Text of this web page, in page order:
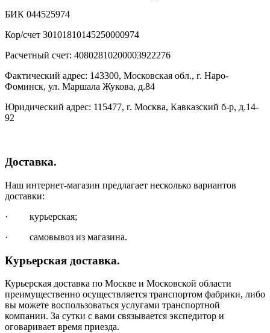
БИК 044525974
Кор/счет 30101810145250000974
Расчетный счет: 40802810200003922276
Фактический адрес: 143300, Московская обл., г. Наро-
Фоминск, ул. Маршала Жукова, д.84
Юридический адрес: 115477, г. Москва, Кавказский б-р, д.14-
92
Доставка.
Наш интернет-магазин предлагает несколько вариантов
доставки:
· курьерская;
· самовывоз из магазина.
Курьерская доставка.
Курьерская доставка по Москве и Московской области
преимущественно осуществляется транспортом фабрики, либо
вы можете воспользоваться услугами транспортной
компании. За сутки с вами связывается экспедитор и
оговаривает время приезда.